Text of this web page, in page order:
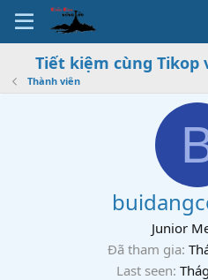
Tiết kiệm cùng Tikop
Thành viên
Junior
Đã tham gia
Last seen